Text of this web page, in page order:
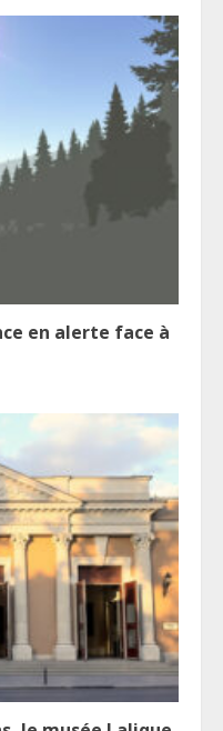
en alerte face à